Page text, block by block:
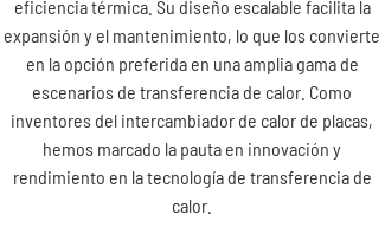
eficiencia térmica. Su diseño escalable facilita la
expansión y el mantenimiento, lo que los convierte
en la opción preferida en una amplia gama de
escenarios de transferencia de calor. Como
inventores del intercambiador de calor de placas,
hemos marcado la pauta en innovación y
rendimiento en la tecnología de transferencia de
calor.